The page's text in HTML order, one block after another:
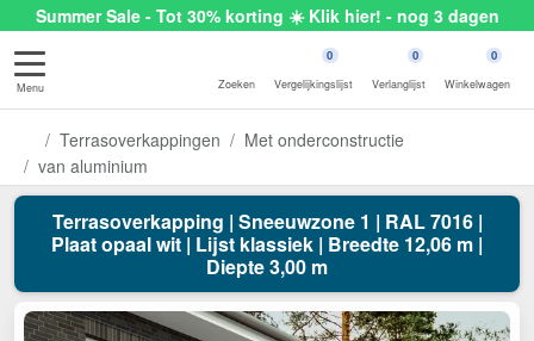
Summer Sale - Tot 30% korting ☀️ Klik hier! - nog 3 dagen
Menu Zoeken
0
Vergelijkingslijst
0
Verlanglijst
0
Winkelwagen
Terrasoverkappingen
Met onderconstructie
van aluminium
Terrasoverkapping | Sneeuwzone 1 | RAL 7016 |
Plaat opaal wit | Lijst klassiek | Breedte 12,06 m |
Diepte 3,00 m